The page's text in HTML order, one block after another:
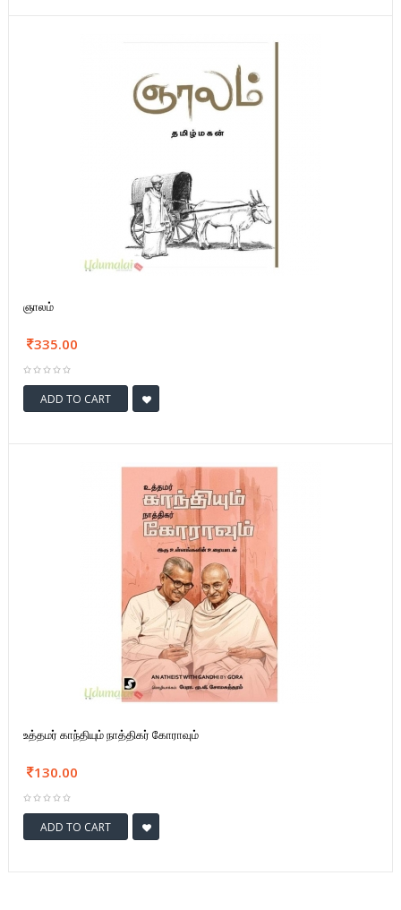
ஞாலம்
335.00
ADD TO CART
உத்தமர் காந்தியும் நாத்திகர் கோராவும்
130.00
ADD TO CART